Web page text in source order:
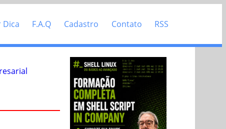
Dica F.A.Q Cadastro Contato RSS